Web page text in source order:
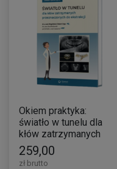
Okiem praktyka:
światło w tunelu dla
kłów zatrzymanych
przeznaczonych do
ekstrakcji
259,00
zł brutto